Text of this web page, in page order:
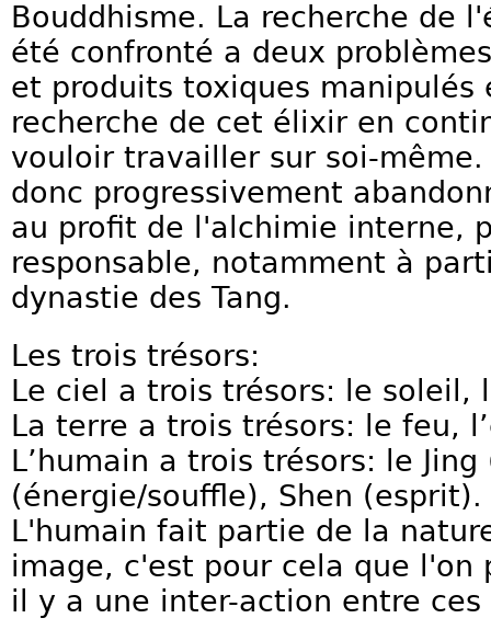
Bouddhisme. La recherche de
été confronté a deux
et produits toxiques
recherche de cet élixir en
vouloir travailler sur soi-
donc progressivement
au profit de l'alchimie interne,
responsable, notamment à
dynastie des Tang.
Les trois trésors:
Le ciel a trois trésors: le soleil,
La terre a trois trésors: le feu,
L’humain a trois trésors: le Jing
(énergie/souffle), Shen (esprit).
L'humain fait partie de la
image, c'est pour cela que
il y a une inter-action entre